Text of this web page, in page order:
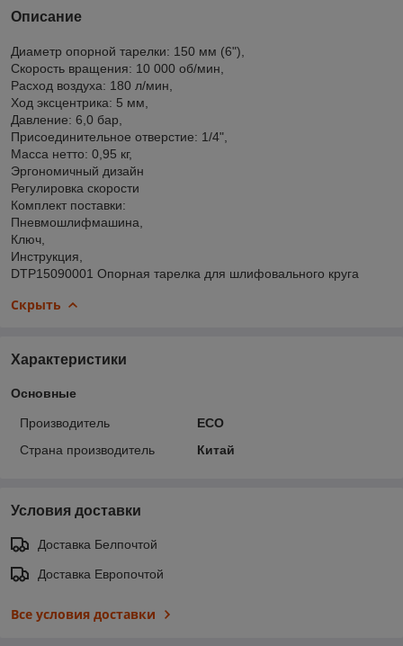
Описание
Диаметр опорной тарелки: 150 мм (6"),
Скорость вращения: 10 000 об/мин,
Расxод воздуxа: 180 л/мин,
Ход эксцентрика: 5 мм,
Давление: 6,0 бар,
Присоединительное отверстие: 1/4",
Масса нетто: 0,95 кг,
Эргономичный дизайн
Регулировка скорости
Комплект поставки:
Пневмошлифмашина,
Ключ,
Инструкция,
DTP15090001 Опорная тарелка для шлифовального круга
Скрыть
Характеристики
Основные
Производитель
ECO
Страна производитель
Китай
Условия доставки
Доставка Белпочтой
Доставка Европочтой
Все условия доставки